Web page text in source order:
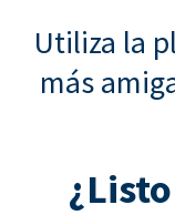
Utiliza la
más